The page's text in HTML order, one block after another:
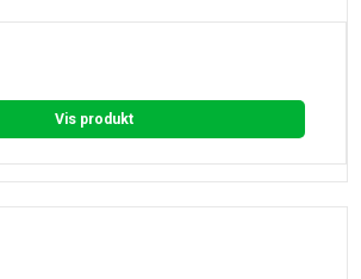
Vis produkt